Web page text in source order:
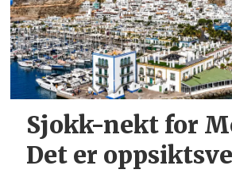
Sjokk-nekt for
Det er